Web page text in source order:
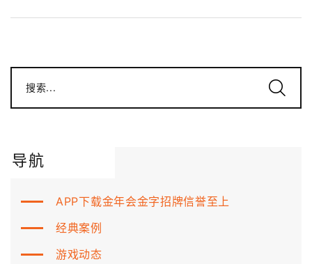
搜索...
导航
APP下载金年会金字招牌信誉至上
经典案例
游戏动态